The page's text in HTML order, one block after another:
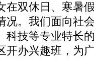
在双休日、寒暑
况。我们面向社
科技等专业特长
开办兴趣班，为